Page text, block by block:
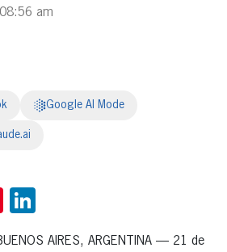
am
Google AI Mode
Pinterest
AIRES, ARGENTINA — 21 de